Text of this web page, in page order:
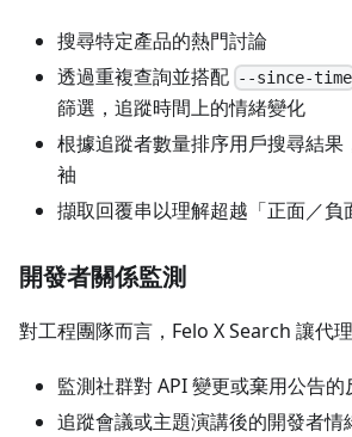
搜尋特定產品的熱門討論
透過重複查詢並搭配 --since-time
篩選，追蹤時間上的情緒變化
根據追蹤者數量排序用戶搜尋結果
袖
擷取回覆串以理解超越「正面／負
開發者關係監測
對工程團隊而言，Felo X Search 讓代
監測社群對 API 變更或棄用公告的
追蹤會議或主題演講後的開發者情